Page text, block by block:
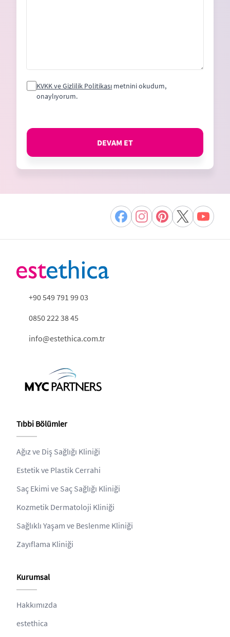
KVKK ve Gizlilik Politikası metnini okudum,
onaylıyorum.
DEVAM ET
+90 549 791 99 03
0850 222 38 45
info@estethica.com.tr
Tıbbi Bölümler
Ağız ve Diş Sağlığı Kliniği
Estetik ve Plastik Cerrahi
Saç Ekimi ve Saç Sağlığı Kliniği
Kozmetik Dermatoloji Kliniği
Sağlıklı Yaşam ve Beslenme Kliniği
Zayıflama Kliniği
Kurumsal
Hakkımızda
estethica